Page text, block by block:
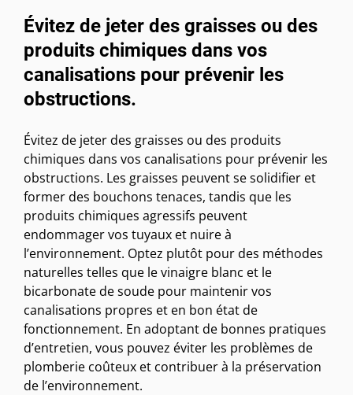
Évitez de jeter des graisses ou des
produits chimiques dans vos
canalisations pour prévenir les
obstructions.
Évitez de jeter des graisses ou des produits
chimiques dans vos canalisations pour prévenir les
obstructions. Les graisses peuvent se solidifier et
former des bouchons tenaces, tandis que les
produits chimiques agressifs peuvent
endommager vos tuyaux et nuire à
l’environnement. Optez plutôt pour des méthodes
naturelles telles que le vinaigre blanc et le
bicarbonate de soude pour maintenir vos
canalisations propres et en bon état de
fonctionnement. En adoptant de bonnes pratiques
d’entretien, vous pouvez éviter les problèmes de
plomberie coûteux et contribuer à la préservation
de l’environnement.